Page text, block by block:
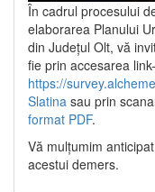
În cadrul procesului
elaborarea Planului
din Județul Olt, vă
fie prin accesarea
https://
Slatina sau prin
format PDF.
Vă mulţumim
acestui demers.